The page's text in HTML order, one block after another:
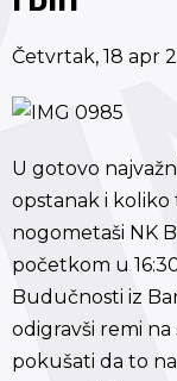
Četvrtak, 18 apr
U gotovo
opstanak i koliko
nogometaši NK
početkom u
Budučnosti iz
odigravši remi
pokušati da to